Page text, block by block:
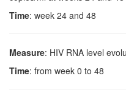
Time: week 24 and 48
Measure: HIV RNA level
Time: from week 0 to 48